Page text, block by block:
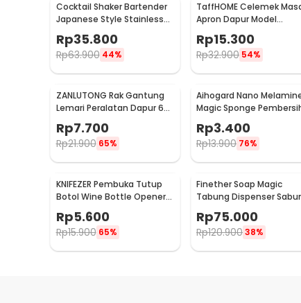
Cocktail Shaker Bartender
Japanese Style Stainless
Steel 200ml
Rp35.800
Rp63.900 44%
TaffHOME Celemek
Apron Dapur Model
Kantong Pola Spatula -
JJ41
Rp15.300
Rp32.900 54%
ZANLUTONG Rak Gantung
Lemari Peralatan Dapur 6
Rp7.700
Rp21.900 65%
Aihogard Nano
Magic Sponge
Karat Besi - CW62
Rp3.400
Rp13.900 76%
KNIFEZER Pembuka Tutup
Botol Wine Bottle Opener
Stainless Steel - WS01
Rp5.600
Rp15.900 65%
Finether Soap Magic
Tabung Dispenser
Rp75.000
Rp120.90038%